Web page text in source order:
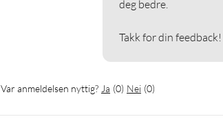
deg bedre.
Takk for din feedback!
Var anmeldelsen nyttig? Ja (0) Nei (0)